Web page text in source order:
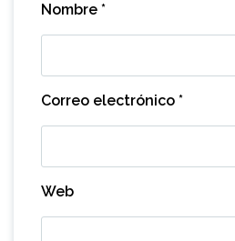
Nombre *
Correo electrónico *
Web